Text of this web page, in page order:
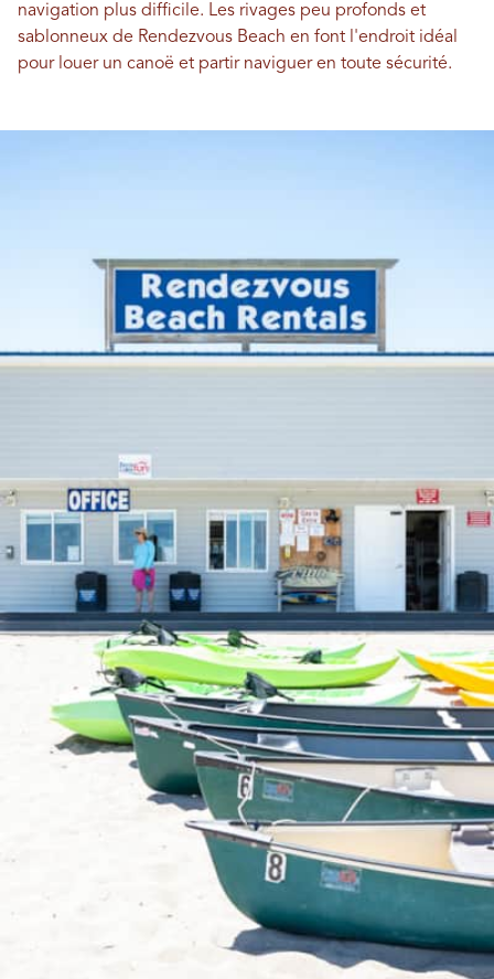
navigation plus difficile. Les rivages peu profonds et
sablonneux de Rendezvous Beach en font l'endroit idéal
pour louer un canoë et partir naviguer en toute sécurité.